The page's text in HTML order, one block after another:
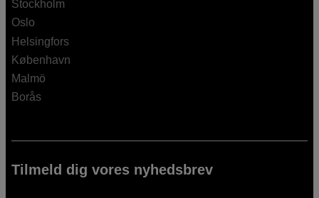
Stockholm
Oslo
Helsingfors
København
Malmö
Borås
Tilmeld dig vores nyhedsbrev